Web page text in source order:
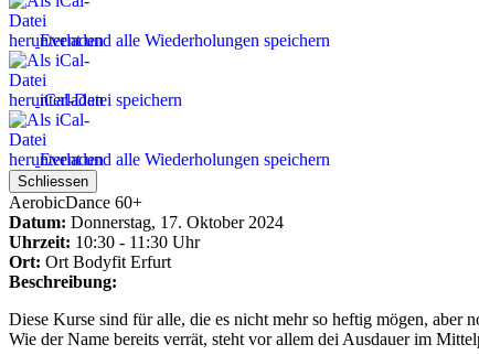
Event und alle Wiederholungen speichern
iCal-Datei speichern
Event und alle Wiederholungen speichern
Schliessen
AerobicDance 60+
Datum: Donnerstag, 17. Oktober 2024
Uhrzeit: 10:30 - 11:30 Uhr
Ort: Ort Bodyfit Erfurt
Beschreibung:
Diese Kurse sind für alle, die es nicht mehr so heftig mögen, aber
Wie der Name bereits verrät, steht vor allem dei Ausdauer im